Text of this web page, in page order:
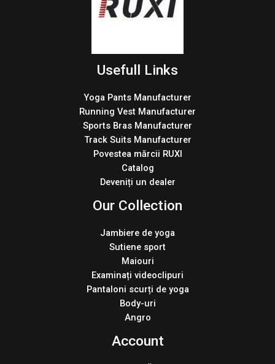
Usefull Links
Yoga Pants Manufacturer
Running Vest Manufacturer
Sports Bras Manufacturer
Track Suits Manufacturer
Povestea mărcii RUXI
Catalog
Deveniți un dealer
Our Collection
Jambiere de yoga
Sutiene sport
Maiouri
Examinați videoclipuri
Pantaloni scurți de yoga
Body-uri
Angro
Account